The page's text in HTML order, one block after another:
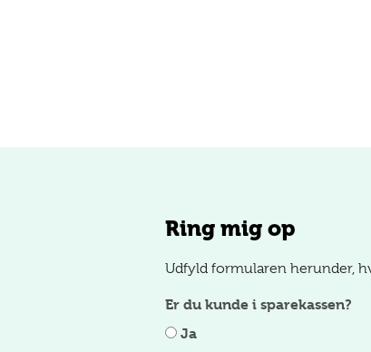
Ring mig op
Udfyld formularen herunder,
Er du kunde i sparekassen?
Ja